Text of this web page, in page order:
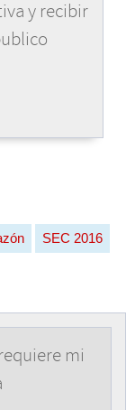
y recibir
SEC 2016
mi